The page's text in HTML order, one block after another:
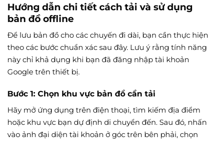
Hướng dẫn chi tiết cách tải và sử dụng
bản đồ offline
Để lưu bản đồ cho các chuyến đi dài, bạn cần thực hiện
theo các bước chuẩn xác sau đây. Lưu ý rằng tính năng
này chỉ khả dụng khi bạn đã đăng nhập tài khoản
Google trên thiết bị.
Bước 1: Chọn khu vực bản đồ cần tải
Hãy mở ứng dụng trên điện thoại, tìm kiếm địa điểm
hoặc khu vực bạn dự định di chuyển đến. Sau đó, nhấn
vào ảnh đại diện tài khoản ở góc trên bên phải, chọn